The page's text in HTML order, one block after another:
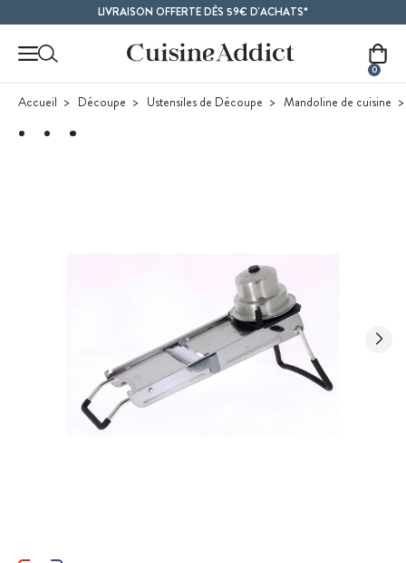
LIVRAISON OFFERTE DÈS 59€ D'ACHATS*
0
Accueil Découpe Ustensiles de Découpe Mandoline de cuisine